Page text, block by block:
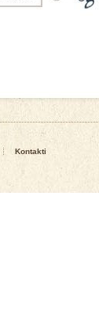
Kontakti